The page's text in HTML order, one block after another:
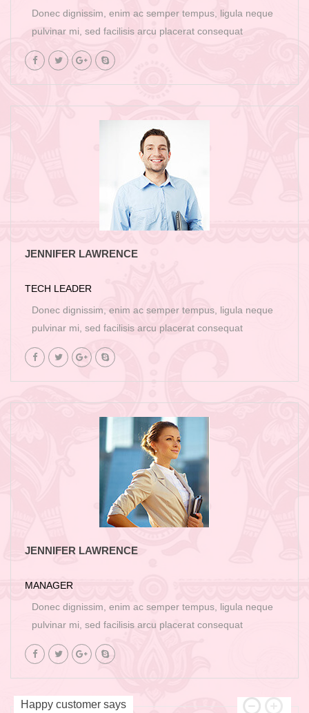
Donec dignissim, enim ac semper tempus, ligula neque
pulvinar mi, sed facilisis arcu placerat consequat
JENNIFER LAWRENCE
TECH LEADER
Donec dignissim, enim ac semper tempus, ligula neque
pulvinar mi, sed facilisis arcu placerat consequat
JENNIFER LAWRENCE
MANAGER
Donec dignissim, enim ac semper tempus, ligula neque
pulvinar mi, sed facilisis arcu placerat consequat
Happy customer says